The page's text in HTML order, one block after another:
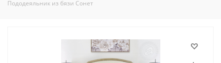
Пододеяльник из бязи Сонет